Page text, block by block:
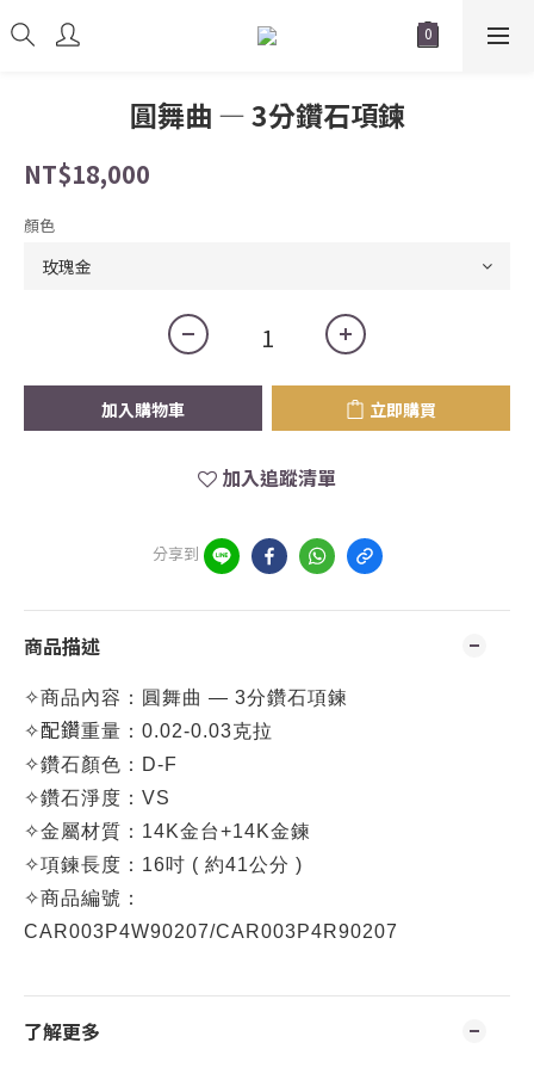
圓舞曲 — 3分鑽石項鍊
NT$18,000
顏色
加入購物車 立即購買
加入追蹤清單
分享到
商品描述
✧商品內容： 圓舞曲 — 3分鑽石項鍊
✧配鑽重量：0.02-0.03克拉
✧鑽石顏色：D-F
✧鑽石淨度：VS
✧金屬材質：14K金台+14K金鍊
✧項鍊長度 ：16吋 ( 約41公分 )
✧商品編號：
CA R003P4W90207/CA R003P4R90207
了解更多